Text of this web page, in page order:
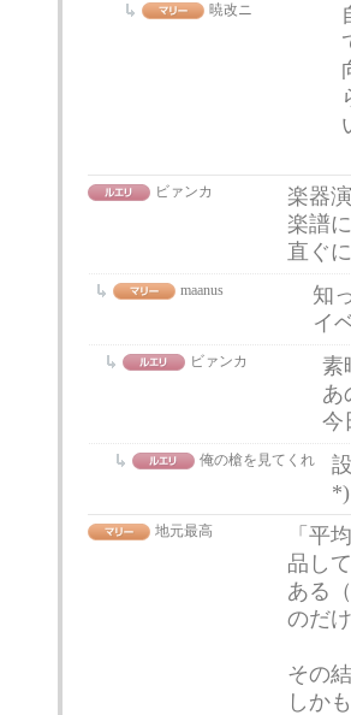
暁改ニ
ビァンカ
楽器
楽譜
直ぐ
maanus
知
イ
ビァンカ
素
あ
今
俺の槍を見てくれ
地元最高
「平
品し
ある
のだ
その
しか